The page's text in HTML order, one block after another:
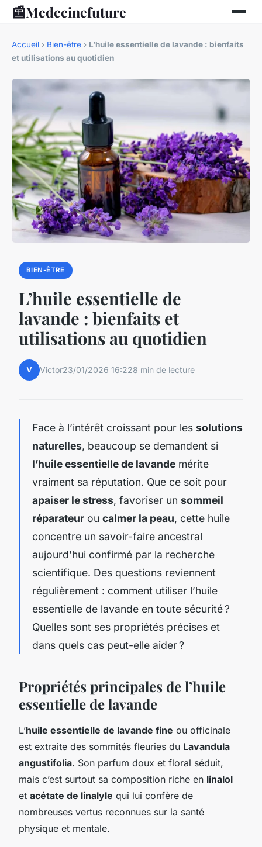
📰Medecinefuture
Accueil › Bien-être › L’huile essentielle de lavande : bienfaits
et utilisations au quotidien
BIEN-ÊTRE
L’huile essentielle de
lavande : bienfaits et
utilisations au quotidien
V Victor23/01/2026 16:228 min de lecture
Face à l’intérêt croissant pour les solutions
naturelles, beaucoup se demandent si
l’huile essentielle de lavande mérite
vraiment sa réputation. Que ce soit pour
apaiser le stress, favoriser un sommeil
réparateur ou calmer la peau, cette huile
concentre un savoir-faire ancestral
aujourd’hui confirmé par la recherche
scientifique. Des questions reviennent
régulièrement : comment utiliser l’huile
essentielle de lavande en toute sécurité ?
Quelles sont ses propriétés précises et
dans quels cas peut-elle aider ?
Propriétés principales de l’huile
essentielle de lavande
L’huile essentielle de lavande fine ou officinale
est extraite des sommités fleuries du Lavandula
angustifolia. Son parfum doux et floral séduit,
mais c’est surtout sa composition riche en linalol
et acétate de linalyle qui lui confère de
nombreuses vertus reconnues sur la santé
physique et mentale.